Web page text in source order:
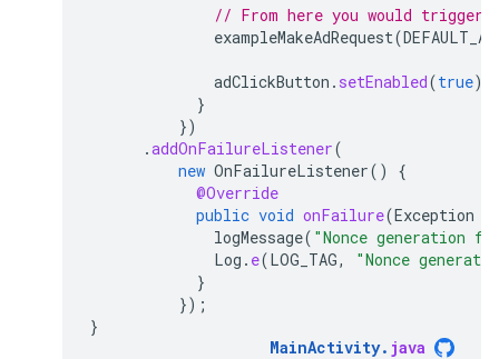
// From here you would trigger
exampleMakeAdRequest(
adClickButton . setEnabled(true);
}
})
.addOnFailureListener(
new OnFailureListener()
{
@Override
public void onFailure(Exception
logMessage( "Nonce generation
Log . e(LOG_TAG,
"Nonce
}
});
}
MainActivity. java